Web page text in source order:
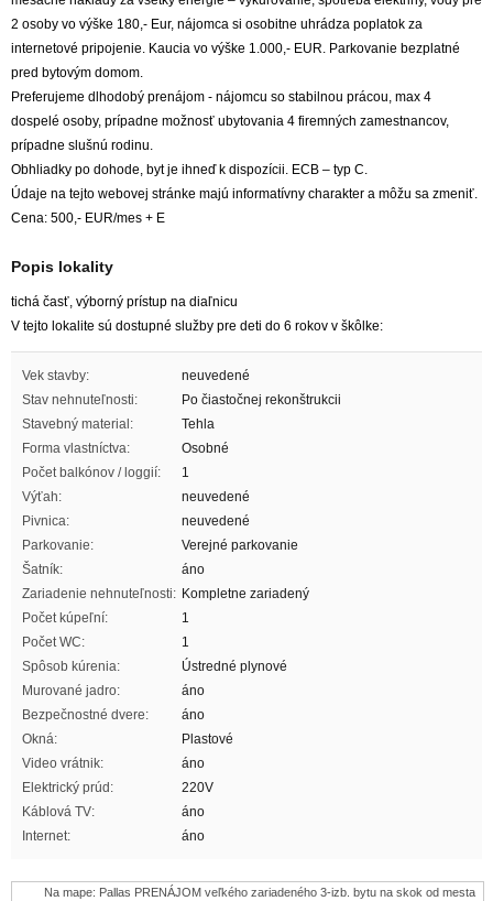
2 osoby vo výške 180,- Eur, nájomca si osobitne uhrádza poplatok za
internetové pripojenie. Kaucia vo výške 1.000,- EUR. Parkovanie bezplatné
pred bytovým domom.
Preferujeme dlhodobý prenájom - nájomcu so stabilnou prácou, max 4
dospelé osoby, prípadne možnosť ubytovania 4 firemných zamestnancov,
prípadne slušnú rodinu.
Obhliadky po dohode, byt je ihneď k dispozícii. ECB – typ C.
Údaje na tejto webovej stránke majú informatívny charakter a môžu sa zmeniť.
Cena: 500,- EUR/mes + E
Popis lokality
tichá časť, výborný prístup na diaľnicu
V tejto lokalite sú dostupné služby pre deti do 6 rokov v škôlke:
Vek stavby:
neuvedené
Stav nehnuteľnosti:
Po čiastočnej rekonštrukcii
Stavebný material:
Tehla
Forma vlastníctva:
Osobné
Počet balkónov / loggií:
1
Výťah:
neuvedené
Pivnica:
neuvedené
Parkovanie:
Verejné parkovanie
Šatník:
áno
Zariadenie nehnuteľnosti: Kompletne zariadený
Počet kúpeľní:
1
Počet WC:
1
Spôsob kúrenia:
Ústredné plynové
Murované jadro:
áno
Bezpečnostné dvere:
áno
Okná:
Plastové
Video vrátnik:
áno
Elektrický prúd:
220V
Káblová TV:
áno
Internet:
áno
Na mape: Pallas PRENÁJOM veľkého zariadeného 3-izb. bytu na skok od mesta